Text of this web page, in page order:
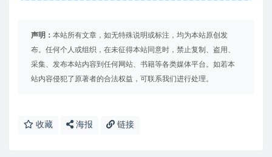
声明： 本站所有文章，如无特殊说明或标注，均为本站原创发
布。任何个人或组织，在未征得本站同意时，禁止复制、盗用、
采集、发布本站内容到任何网站、书籍等各类媒体平台。如若本
站内容侵犯了原著者的合法权益，可联系我们进行处理。
收藏 海报 链接